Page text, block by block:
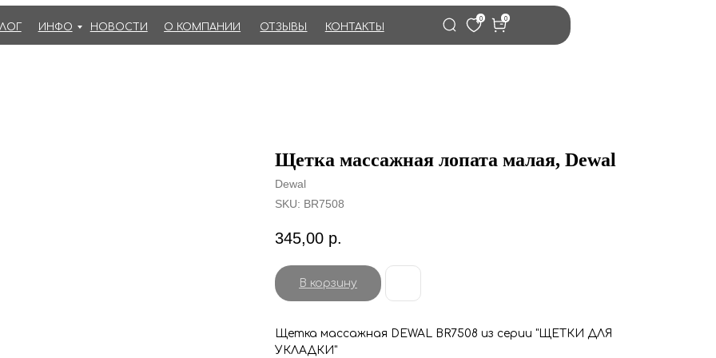
0 0
ИНФО НОВОСТИ О КОМПАНИИ ОТЗЫВЫ КОНТАКТЫ
Щетка массажная лопата малая, Dewal
Dewal
SKU: BR7508
345,00 р.
В корзину
Щетка массажная DEWAL BR7508 из серии "ЩЕТКИ ДЛЯ
УКЛАДКИ"